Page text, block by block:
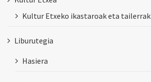
Kultur Etxeko ikastaroak eta tailerrak
Liburutegia
Hasiera